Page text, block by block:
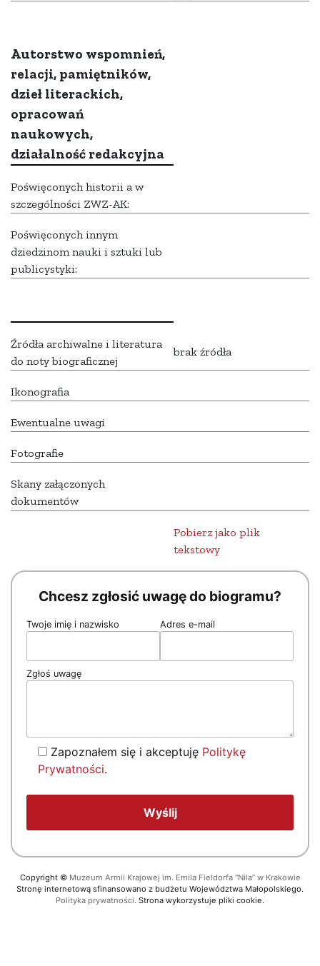
Autorstwo wspomnień,
relacji, pamiętników,
dzieł literackich,
opracowań
naukowych,
działalność redakcyjna
Poświęconych historii a w
szczególności ZWZ-AK:
Poświęconych innym
dziedzinom nauki i sztuki lub
publicystyki:
Źródła archiwalne i literatura
do noty biograficznej
brak źródła
Ikonografia
Ewentualne uwagi
Fotografie
Skany załączonych
dokumentów
Pobierz jako plik
tekstowy
Chcesz zgłosić uwagę do biogramu?
Twoje imię i nazwisko Adres e-mail
Zgłoś uwagę
Zapoznałem się i akceptuję Politykę
Prywatności.
Copyright © Muzeum Armii Krajowej im. Emila Fieldorfa “Nila” w Krakowie
Stronę internetową sfinansowano z budżetu Województwa Małopolskiego.
Polityka prywatności. Strona wykorzystuje pliki cookie.